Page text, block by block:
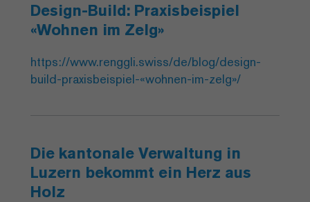
Design-Build: Praxisbeispiel
«Wohnen im Zelg»
https://www.renggli.swiss/de/blog/design-
build-praxisbeispiel-«wohnen-im-zelg»/
Die kantonale Verwaltung in
Luzern bekommt ein Herz aus
Holz